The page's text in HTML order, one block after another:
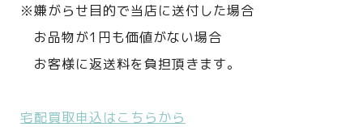
※嫌がらせ目的で当店に送付した場合
お品物が1円も価値がない場合
お客様に返送料を負担頂きます。
宅配買取申込はこちらから